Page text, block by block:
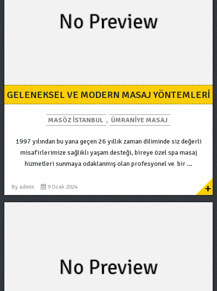
GELENEKSEL VE MODERN MASAJ YÖNTEMLERI
MASÖZ ISTANBUL , ÜMRANIYE MASAJ
1997 yılından bu yana geçen 26 yıllık zaman diliminde siz değerli
misafirlerimize sağlıklı yaşam desteği, bireye özel spa masaj
hizmetleri sunmaya odaklanmış olan profesyonel ve bir …
By admin 9 Ocak 2024 +